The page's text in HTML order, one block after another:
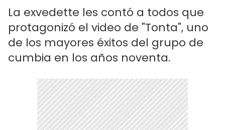
La exvedette les contó a todos que
protagonizó el video de "Tonta", uno
de los mayores éxitos del grupo de
cumbia en los años noventa.